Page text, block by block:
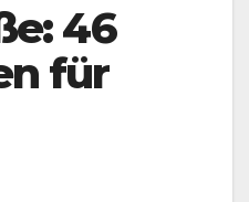
46
für